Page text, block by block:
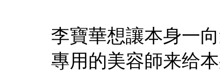
李寶華想讓本身一
專用的美容師来给